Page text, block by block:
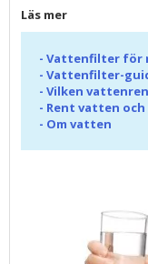
Läs mer
- Vattenfilter för
- Vattenfilter-
- Vilken
- Rent vatten
- Om vatten